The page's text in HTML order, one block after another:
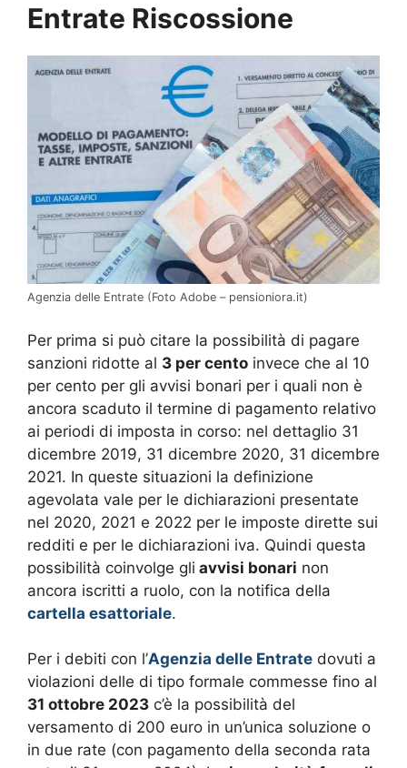
Entrate Riscossione
Agenzia delle Entrate (Foto Adobe – pensioniora.it)
Per prima si può citare la possibilità di pagare
sanzioni ridotte al 3 per cento invece che al 10
per cento per gli avvisi bonari per i quali non è
ancora scaduto il termine di pagamento relativo
ai periodi di imposta in corso: nel dettaglio 31
dicembre 2019, 31 dicembre 2020, 31 dicembre
2021. In queste situazioni la definizione
agevolata vale per le dichiarazioni presentate
nel 2020, 2021 e 2022 per le imposte dirette sui
redditi e per le dichiarazioni iva. Quindi questa
possibilità coinvolge gli avvisi bonari non
ancora iscritti a ruolo, con la notifica della
cartella esattoriale.
Per i debiti con l’Agenzia delle Entrate dovuti a
violazioni delle di tipo formale commesse fino al
31 ottobre 2023 c’è la possibilità del
versamento di 200 euro in un’unica soluzione o
in due rate (con pagamento della seconda rata